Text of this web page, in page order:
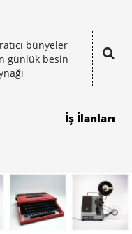
bünyeler
günlük besin
İş İlanları